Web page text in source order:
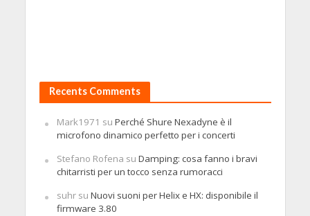
Recents Comments
Mark1971 su Perché Shure Nexadyne è il
microfono dinamico perfetto per i concerti
Stefano Rofena su Damping: cosa fanno i bravi
chitarristi per un tocco senza rumoracci
suhrsu Nuovi suoni per Helix e HX: disponibile il
firmware 3.80